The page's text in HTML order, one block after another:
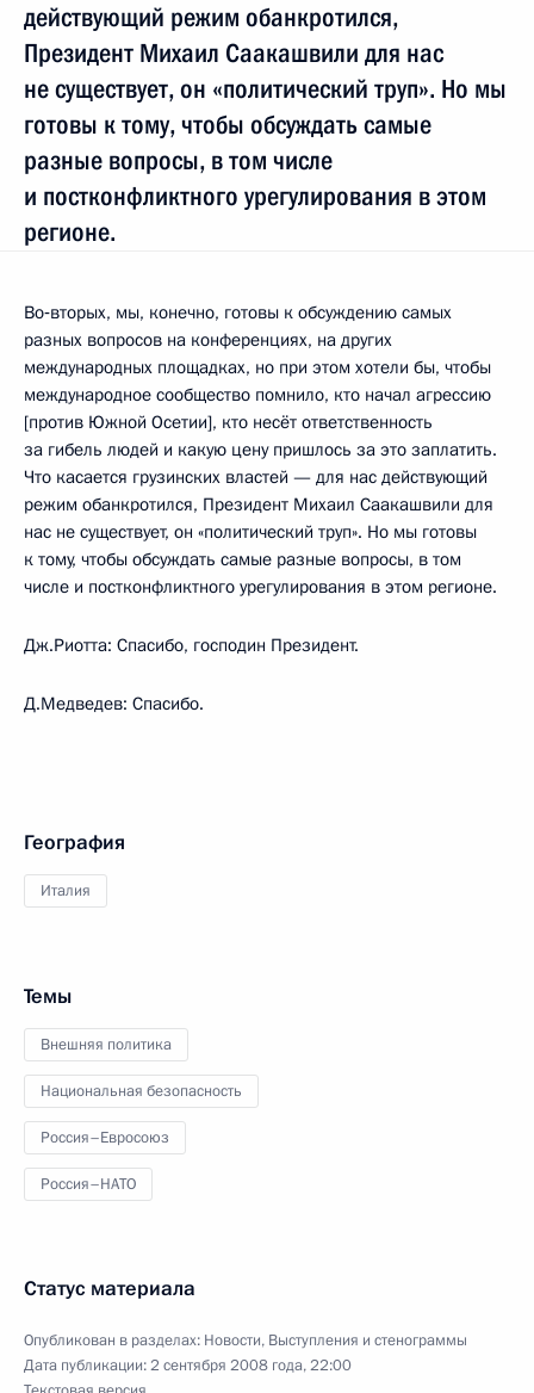
действующий режим обанкротился,
Президент Михаил Саакашвили для нас
не существует, он «политический труп». Но мы
готовы к тому, чтобы обсуждать самые
разные вопросы, в том числе
и постконфликтного урегулирования в этом
регионе.
Во‑вторых, мы, конечно, готовы к обсуждению самых
разных вопросов на конференциях, на других
международных площадках, но при этом хотели бы, чтобы
международное сообщество помнило, кто начал агрессию
[против Южной Осетии], кто несёт ответственность
за гибель людей и какую цену пришлось за это заплатить.
Что касается грузинских властей — для нас действующий
режим обанкротился, Президент Михаил Саакашвили для
нас не существует, он «политический труп». Но мы готовы
к тому, чтобы обсуждать самые разные вопросы, в том
числе и постконфликтного урегулирования в этом регионе.
Дж.Риотта: Спасибо, господин Президент.
Д.Медведев: Спасибо.
География
Италия
Темы
Внешняя политика
Национальная безопасность
Россия–Евросоюз
Россия–НАТО
Статус материала
Опубликован в разделах: Новости, Выступления и стенограммы
Дата публикации:2 сентября 2008 года, 22:00